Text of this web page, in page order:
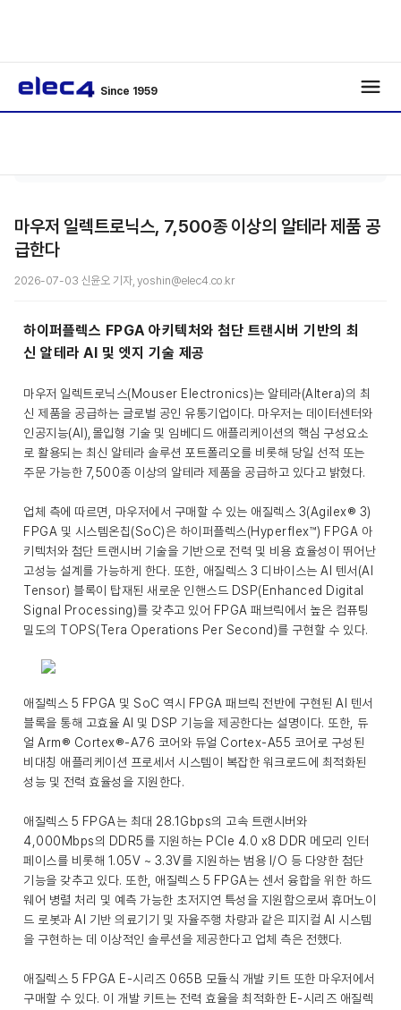
Since 1959
마우저 일렉트로닉스, 7,500종 이상의 알테라 제품 공
급한다
2026-07-03 신윤오 기자, yoshin@elec4.co.kr
하이퍼플렉스 FPGA 아키텍처와 첨단 트랜시버 기반의 최
신 알테라 AI 및 엣지 기술 제공
마우저 일렉트로닉스(Mouser Electronics)는 알테라(Altera)의 최
신 제품을 공급하는 글로벌 공인 유통기업이다. 마우저는 데이터센터와
인공지능(AI),몰입형 기술 및 임베디드 애플리케이션의 핵심 구성요소
로 활용되는 최신 알테라 솔루션 포트폴리오를 비롯해 당일 선적 또는
주문 가능한 7,500종 이상의 알테라 제품을 공급하고 있다고 밝혔다.
업체 측에 따르면, 마우저에서 구매할 수 있는 애질렉스 3(Agilex® 3)
FPGA 및 시스템온칩(SoC)은 하이퍼플렉스(Hyperflex™) FPGA 아
키텍처와 첨단 트랜시버 기술을 기반으로 전력 및 비용 효율성이 뛰어난
고성능 설계를 가능하게 한다. 또한, 애질렉스 3 디바이스는 AI 텐서(AI
Tensor) 블록이 탑재된 새로운 인핸스드 DSP(Enhanced Digital
Signal Processing)를 갖추고 있어 FPGA 패브릭에서 높은 컴퓨팅
밀도의 TOPS(Tera Operations Per Second)를 구현할 수 있다.
애질렉스 5 FPGA 및 SoC 역시 FPGA 패브릭 전반에 구현된 AI 텐서
블록을 통해 고효율 AI 및 DSP 기능을 제공한다는 설명이다. 또한, 듀
얼 Arm® Cortex®-A76 코어와 듀얼 Cortex-A55 코어로 구성된
비대칭 애플리케이션 프로세서 시스템이 복잡한 워크로드에 최적화된
성능 및 전력 효율성을 지원한다.
애질렉스 5 FPGA는 최대 28.1Gbps의 고속 트랜시버와
4,000Mbps의 DDR5를 지원하는 PCIe 4.0 x8 DDR 메모리 인터
페이스를 비롯해 1.05V ~ 3.3V를 지원하는 범용 I/O 등 다양한 첨단
기능을 갖추고 있다. 또한, 애질렉스 5 FPGA는 센서 융합을 위한 하드
웨어 병렬 처리 및 예측 가능한 초저지연 특성을 지원함으로써 휴머노이
드 로봇과 AI 기반 의료기기 및 자율주행 차량과 같은 피지컬 AI 시스템
을 구현하는 데 이상적인 솔루션을 제공한다고 업체 측은 전했다.
애질렉스 5 FPGA E-시리즈 065B 모듈식 개발 키트 또한 마우저에서
구매할 수 있다. 이 개발 키트는 전력 효율을 최적화한 E-시리즈 애질렉